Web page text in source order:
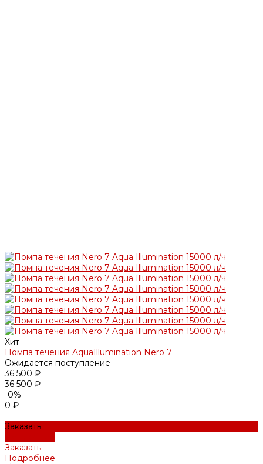
Хит
Помпа течения AquaIllumination Nero 7
Ожидается поступление
36 500 ₽
36 500 ₽
-0%
0 ₽
Заказать
Заказать
Подробнее